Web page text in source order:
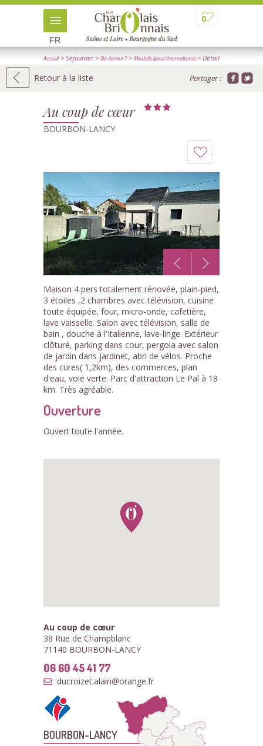
0
FR
Accueil> Séjourner> Où dormir ? > Meublés (pour thermalisme)> Détail
Retour à la liste Partager :
Au coup de cœur
BOURBON-LANCY
à
mon
carnet
1 /11
Maison 4 pers totalement rénovée, plain-pied,
3 étoiles ,2 chambres avec télévision, cuisine
toute équipée, four, micro-onde, cafetière,
lave vaisselle. Salon avec télévision, salle de
bain , douche à l'Italienne, lave-linge. Extérieur
clôturé, parking dans cour, pergola avec salon
de jardin dans jardinet, abri de vélos. Proche
des cures( 1,2km), des commerces, plan
d'eau, voie verte. Parc d'attraction Le Pal à 18
km. Très agréable.
Ouverture
Ouvert toute l'année.
Au coup de cœur
38 Rue de Champblanc
71140 BOURBON-LANCY
06 60 45 41 77
ducroizet.alain@orange.fr
BOURBON-LANCY